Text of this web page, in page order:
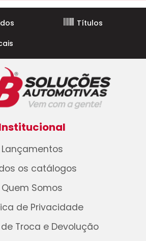
Títulos
Lançamentos
os catálogos
Quem Somos
de Privacidade
Troca e Devolução